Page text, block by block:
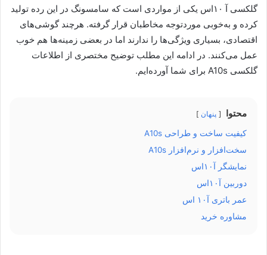
گلکسی آ ۱۰اس یکی از مواردی است که سامسونگ در این رده تولید
کرده و به‌خوبی موردتوجه مخاطبان قرار گرفته. هرچند گوشی‌های
اقتصادی، بسیاری ویژگی‌ها را ندارند اما در بعضی زمینه‌ها هم خوب
عمل می‌کنند. در ادامه این مطلب توضیح مختصری از اطلاعات
گلکسی A10s برای شما آورده‌ایم.
محتوا پنهان
کیفیت ساخت و طراحی A10s
سخت‌افزار و نرم‌افزار A10s
نمایشگر آ۱۰اس
دوربین آ۱۰اس
عمر باتری آ۱۰ اس
مشاوره خرید